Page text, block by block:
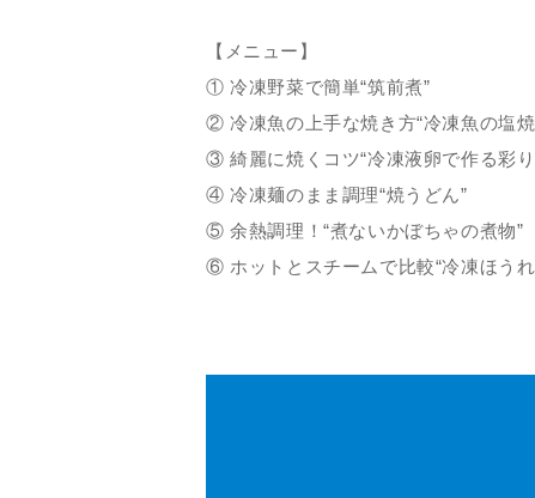
【メニュー】
① 冷凍野菜で簡単“筑前煮”
② 冷凍魚の上手な焼き方“冷凍魚の塩焼
③ 綺麗に焼くコツ“冷凍液卵で作る彩
④ 冷凍麺のまま調理“焼うどん”
⑤ 余熱調理！“煮ないかぼちゃの煮物”
⑥ ホットとスチームで比較“冷凍ほう